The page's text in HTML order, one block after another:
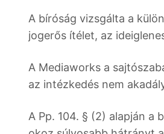
A bíróság vizsgálta a
jogerős ítélet, az
A Mediaworks a
az intézkedés nem
A Pp. 104. § (2) alapján a